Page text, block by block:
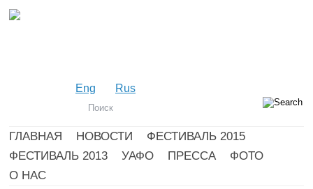
Eng Rus
ГЛАВНАЯ НОВОСТИ
ФЕСТИВАЛЬ 2015
ФЕСТИВАЛЬ 2013
УАФО ПРЕССА
ФОТО
О НАС